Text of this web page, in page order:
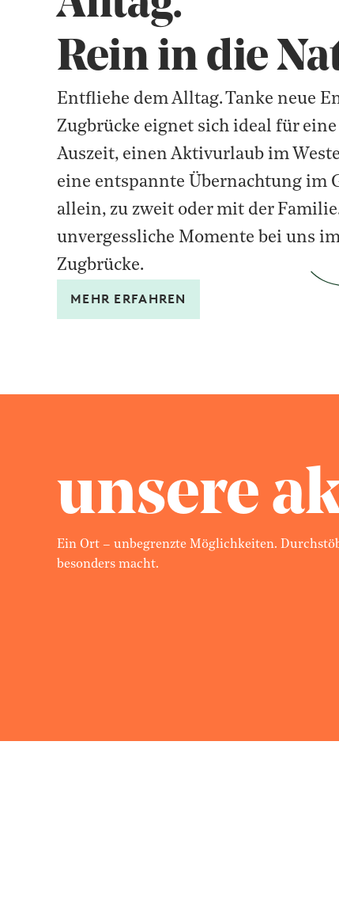
Rein in die
Entfliehe dem Alltag. Tanke neue
Zugbrücke eignet sich ideal für
Auszeit, einen Aktivurlaub im
eine entspannte Übernachtung im
allein, zu zweit oder mit der
unvergessliche Momente bei uns
Zugbrücke.
MEHR ERFAHREN
unsere
Ein Ort – unbegrenzte Möglichkeiten.
besonders macht.